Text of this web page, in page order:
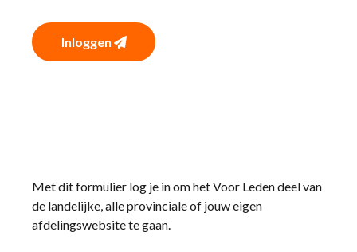
Inloggen
Met dit formulier log je in om het Voor Leden deel van
de landelijke, alle provinciale of jouw eigen
afdelingswebsite te gaan.